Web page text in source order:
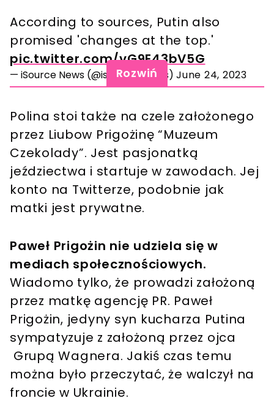
According to sources, Putin also
promised 'changes at the top.'
pic.twitter.com/vG9E43bV5G
— iSource News (@isource_news) June 24, 2023
Rozwiń
Polina stoi także na czele założonego
przez Liubow Prigożinę “Muzeum
Czekolady”. Jest pasjonatką
jeździectwa i startuje w zawodach. Jej
konto na Twitterze, podobnie jak
matki jest prywatne.
Paweł Prigożin nie udziela się w
mediach społecznościowych.
Wiadomo tylko, że prowadzi założoną
przez matkę agencję PR. Paweł
Prigożin, jedyny syn kucharza Putina
sympatyzuje z założoną przez ojca
Grupą Wagnera. Jakiś czas temu
można było przeczytać, że walczył na
froncie w Ukrainie.